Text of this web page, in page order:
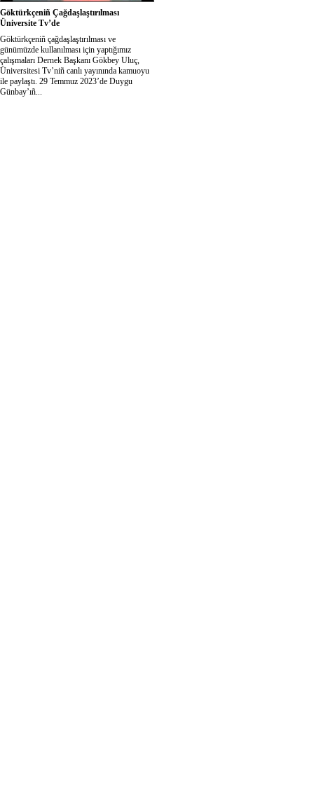
Göktürkçeniñ Çağdaşlaştırılması
Üniversite Tv’de
Göktürkçeniñ çağdaşlaştırılması ve
günümüzde kullanılması için yaptığımız
çalışmaları Dernek Başkanı Gökbey Uluç,
Üniversitesi Tv’niñ canlı yayınında kamuoyu
ile paylaştı. 29 Temmuz 2023’de Duygu
Günbay’ıñ...